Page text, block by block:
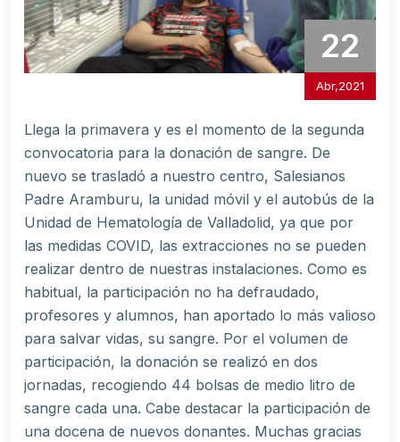
22
Abr,2021
Llega la primavera y es el momento de la segunda
convocatoria para la donación de sangre. De
nuevo se trasladó a nuestro centro, Salesianos
Padre Aramburu, la unidad móvil y el autobús de la
Unidad de Hematología de Valladolid, ya que por
las medidas COVID, las extracciones no se pueden
realizar dentro de nuestras instalaciones. Como es
habitual, la participación no ha defraudado,
profesores y alumnos, han aportado lo más valioso
para salvar vidas, su sangre. Por el volumen de
participación, la donación se realizó en dos
jornadas, recogiendo 44 bolsas de medio litro de
sangre cada una. Cabe destacar la participación de
una docena de nuevos donantes. Muchas gracias